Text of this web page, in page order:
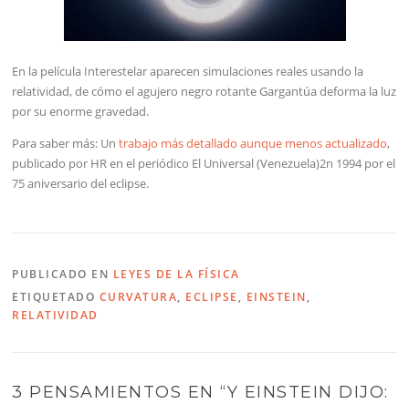
En la película Interestelar aparecen simulaciones reales usando la
relatividad, de cómo el agujero negro rotante Gargantúa deforma la luz
por su enorme gravedad.
Para saber más: Untrabajo más detallado aunque menos actualizado,
publicado por HR en el periódico El Universal (Venezuela)2n 1994 por el
75 aniversario del eclipse.
PUBLICADO EN LEYES DE LA FÍSICA
ETIQUETADO CURVATURA, ECLIPSE , EINSTEIN,
RELATIVIDAD
3 PENSAMIENTOS EN “Y EINSTEIN DIJO: